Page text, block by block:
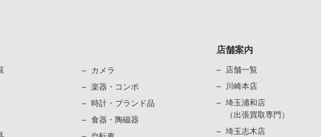
カメラ
楽器・コンポ
時計・ブランド品
⾷器・陶磁器
店舗案内
店舗一覧
川崎本店
埼玉浦和店
（出張買取専門）
埼玉志木店